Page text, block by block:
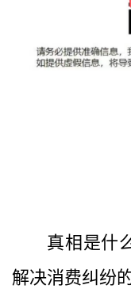
真相是什
解决消费纠纷